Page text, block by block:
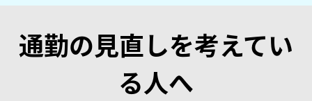
通勤の見直しを考えてい
る人へ